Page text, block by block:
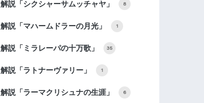
解説「シクシャーサムッチャヤ」 8
解説「マハームドラーの月光」 1
解説「ミラレーパの十万歌」 35
解説「ラトナーヴァリー」 1
解説「ラーマクリシュナの生涯」 6